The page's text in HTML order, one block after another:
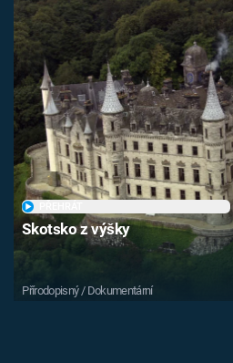
Skotsko z výšky
Přírodopisný / Dokumentární